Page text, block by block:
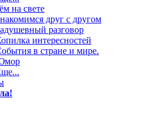
на свете
друг с другом
разговор
интересностей
в стране и мире.